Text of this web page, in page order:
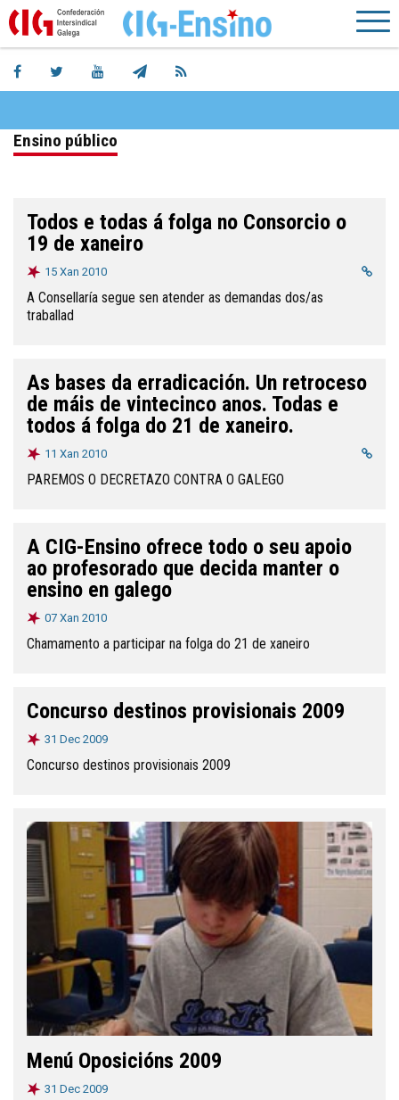
Ensino público
Todos e todas á folga no Consorcio o
19 de xaneiro
15 Xan 2010
A Consellaría segue sen atender as demandas dos/as
traballad
As bases da erradicación. Un retroceso
de máis de vintecinco anos. Todas e
todos á folga do 21 de xaneiro.
11 Xan 2010
PAREMOS O DECRETAZO CONTRA O GALEGO
A CIG-Ensino ofrece todo o seu apoio
ao profesorado que decida manter o
ensino en galego
07 Xan 2010
Chamamento a participar na folga do 21 de xaneiro
Concurso destinos provisionais 2009
31 Dec 2009
Concurso destinos provisionais 2009
Menú Oposicións 2009
31 Dec 2009